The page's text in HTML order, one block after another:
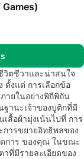
วิตชีวาและน่าสนใจ
ตั้งแต่ การเลือกข้อ
ายในอย่างพิถีพิถัน
านะเจ้าของบูติกที่มี
สื้อผ้ามุ่งเน้นไปที่ การ
การขยายอิทธิพลของ
การ ของคุณ ในขณะ
ที่มีรายละเอียดของ